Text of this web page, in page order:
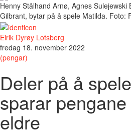
Henny Stålhand Arnø, Agnes
Gilbrant, bytar på å spele Matilda. Foto:
Eirik Dyrøy Lotsberg
fredag 18. november 2022
(pengar)
Deler på å
sparar
eldre